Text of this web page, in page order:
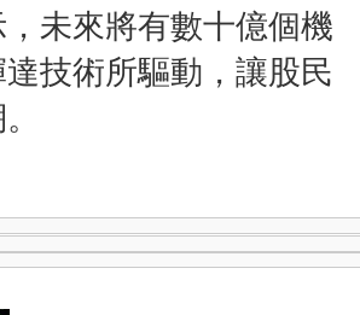
未來將有數十億個機
技術所驅動，讓股民